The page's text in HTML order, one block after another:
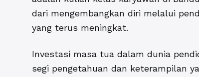
dari mengembangkan diri melalui
yang terus meningkat.
Investasi masa tua dalam dunia
segi pengetahuan dan keterampilan